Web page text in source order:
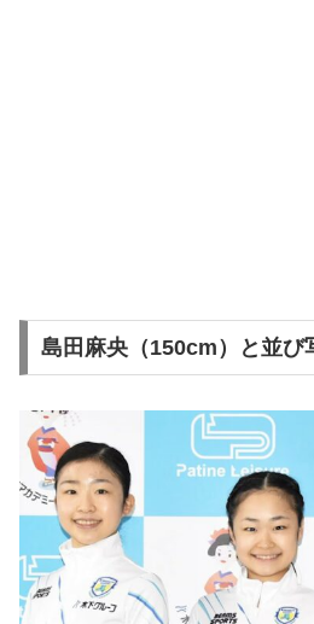
島田麻央（150cm）と並び